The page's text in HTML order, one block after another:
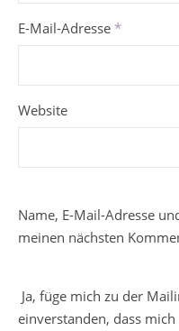
E-Mail-Adresse *
Website
Name, E-Mail-Adresse
meinen nächsten
Ja, füge mich zu der
einverstanden, dass